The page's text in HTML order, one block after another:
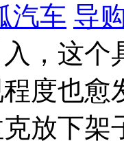
汽车 导购
，这个
度也愈
放下架